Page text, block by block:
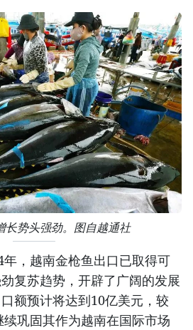
长势头强劲。图自越通社
，越南金枪鱼出口已取得可
复苏趋势，开辟了广阔的发展
额预计将达到10亿美元，较
巩固其作为越南在国际市场